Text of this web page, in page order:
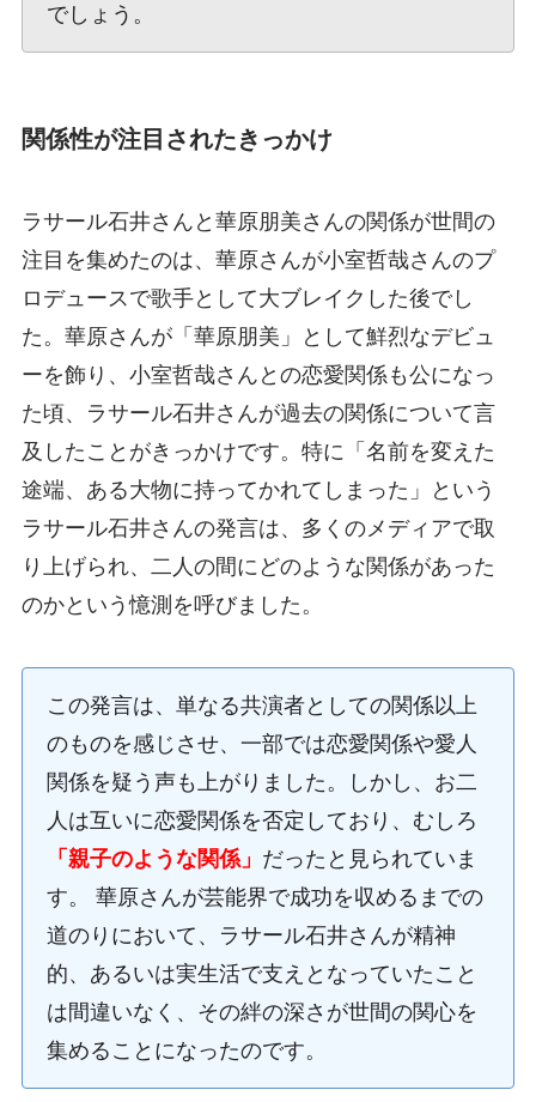
でしょう。
関係性が注目されたきっかけ
ラサール石井さんと華原朋美さんの関係が世間の
注目を集めたのは、華原さんが小室哲哉さんのプ
ロデュースで歌手として大ブレイクした後でし
た。華原さんが「華原朋美」として鮮烈なデビュ
ーを飾り、小室哲哉さんとの恋愛関係も公になっ
た頃、ラサール石井さんが過去の関係について言
及したことがきっかけです。特に「名前を変えた
途端、ある大物に持ってかれてしまった」という
ラサール石井さんの発言は、多くのメディアで取
り上げられ、二人の間にどのような関係があった
のかという憶測を呼びました。
この発言は、単なる共演者としての関係以上
のものを感じさせ、一部では恋愛関係や愛人
関係を疑う声も上がりました。しかし、お二
人は互いに恋愛関係を否定しており、むしろ
「親子のような関係」 だったと見られていま
す。 華原さんが芸能界で成功を収めるまでの
道のりにおいて、ラサール石井さんが精神
的、あるいは実生活で支えとなっていたこと
は間違いなく、その絆の深さが世間の関心を
集めることになったのです。